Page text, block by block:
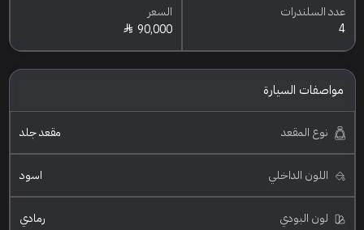
عدد السلندرات
4
السعر
90,000
مواصفات السيارة
نوع المقعد مقعد جلد
اللون الداخلي اسود
لون البودي رمادي